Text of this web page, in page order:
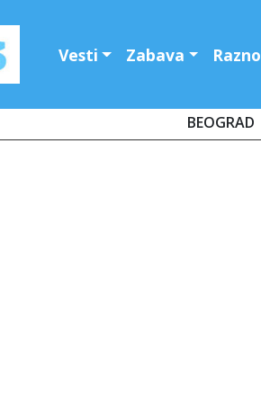
Vesti Zabava Razno
BEOGRAD